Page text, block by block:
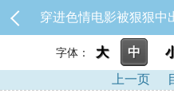
字体： 大 中
上一页